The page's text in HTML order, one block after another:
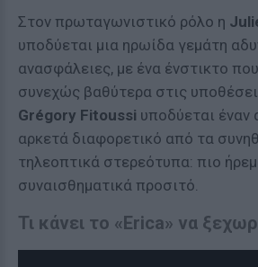
Στον πρωταγωνιστικό ρόλο η
υποδύεται μια ηρωίδα γεμάτη
ανασφάλειες, με ένα ένστικτο
συνεχώς βαθύτερα στις
Grégory Fitoussi υποδύεται έναν
αρκετά διαφορετικό από τα
τηλεοπτικά στερεότυπα: πιο
συναισθηματικά προσιτό.
Τι κάνει το «Erica» να